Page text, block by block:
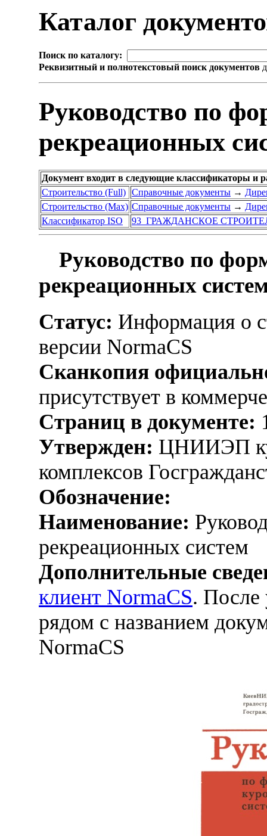
Каталог
Поиск по каталогу:
Реквизитный и полнотекстовый поиск документов
Руководство по
рекреационных
Документ входит в следующие классификаторы и
Строительство (Full) Справочные документы →
Строительство (Max) Справочные документы →
Классификатор ISO
93 ГРАЖДАНСКОЕ
Руководство по
рекреационных
Статус: Информация о
версии NormaCS
Сканкопия
присутствует в
Страниц в документе:
Утвержден: ЦНИИЭП
комплексов
Обозначение:
Наименование:
рекреационных систем
Дополнительные
клиент NormaCS. После
рядом с названием
NormaCS